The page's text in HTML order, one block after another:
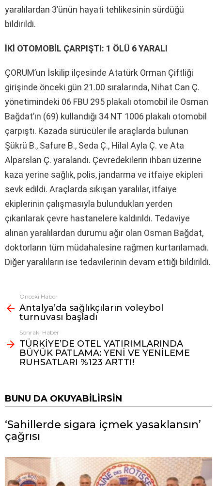
yaralılardan 3’ünün hayati tehlikesinin sürdüğü
bildirildi.
İKİ OTOMOBİL ÇARPIŞTI: 1 ÖLÜ 6 YARALI
ÇORUM’un İskilip ilçesinde Atatürk Orman Çiftliği
girişinde önceki gün 21.00 sıralarında, Nihat Can Ç.
yönetimindeki 06 FBU 295 plakalı otomobil ile Osman
Bağdat’ın (69) kullandığı 34 NT 1006 plakalı otomobil
çarpıştı. Kazada sürücüler ile araçlarda bulunan
Şükrü B., Safure B., Seda Ç., Hilal Ayla Ç. ve Ata
Alparslan Ç. yaralandı. Çevredekilerin ihbarı üzerine
kaza yerine sağlık, polis, jandarma ve itfaiye ekipleri
sevk edildi. Araçlarda sıkışan yaralılar, itfaiye
ekiplerinin çalışmasıyla bulundukları yerden
çıkarılarak çevre hastanelere kaldırıldı. Tedaviye
alınan yaralılardan durumu ağır olan Osman Bağdat,
doktorların tüm müdahalesine rağmen kurtarılamadı.
Diğer yaralıların ise tedavilerinin devam ettiği bildirildi.
Fazlasına
bak
Önceki Haber
Antalya’da sağlıkçıların voleybol
turnuvası başladı
Sonraki Haber
TÜRKİYE’DE OTEL YATIRIMLARINDA
BÜYÜK PATLAMA: YENİ VE YENİLEME
RUHSATLARI %123 ARTTI!
BUNU DA OKUYABILIRSIN
‘Sahillerde sigara içmek yasaklansın’
çağrısı